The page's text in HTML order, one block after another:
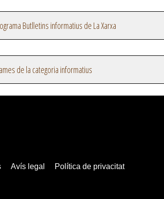
Butlletins informatius de La Xarxa
de la categoria informatius
Avís legal Política de privacitat